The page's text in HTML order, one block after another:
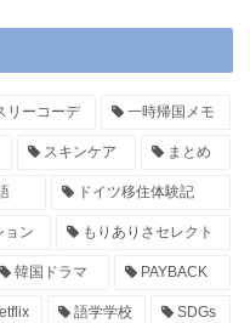
リーコーデ 一時帰国メモ
スキンケア まとめ
ドイツ移住体験記
ョン もりありさセレクト
韓国ドラマ PAYBACK
語学学校 SDGs